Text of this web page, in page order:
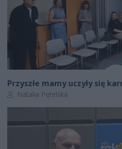
Przyszłe mamy uczyły się
Autor artykułu:
Natalia Pętelska